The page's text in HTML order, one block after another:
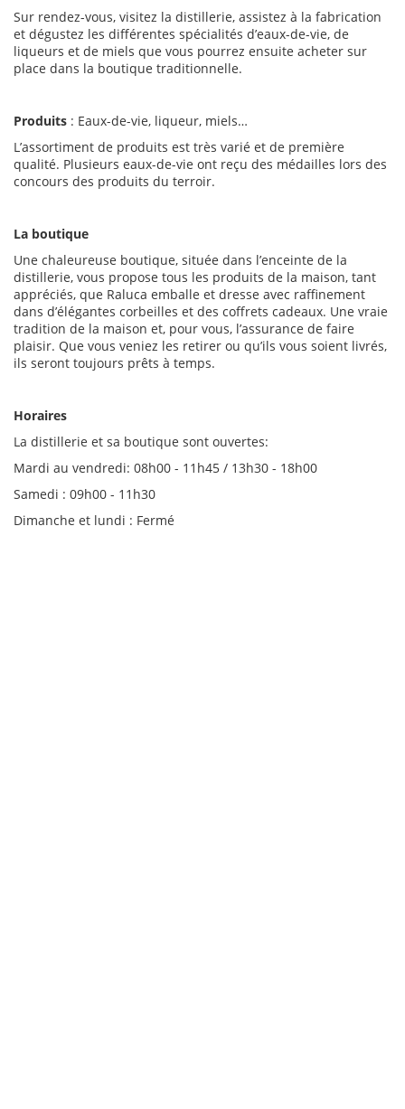
Sur rendez-vous, visitez la distillerie, assistez à la fabrication
et dégustez les différentes spécialités d’eaux-de-vie, de
liqueurs et de miels que vous pourrez ensuite acheter sur
place dans la boutique traditionnelle.
Produits : Eaux-de-vie, liqueur, miels…
L’assortiment de produits est très varié et de première
qualité. Plusieurs eaux-de-vie ont reçu des médailles lors des
concours des produits du terroir.
La boutique
Une chaleureuse boutique, située dans l’enceinte de la
distillerie, vous propose tous les produits de la maison, tant
appréciés, que Raluca emballe et dresse avec raffinement
dans d’élégantes corbeilles et des coffrets cadeaux. Une vraie
tradition de la maison et, pour vous, l’assurance de faire
plaisir. Que vous veniez les retirer ou qu’ils vous soient livrés,
ils seront toujours prêts à temps.
Horaires
La distillerie et sa boutique sont ouvertes:
Mardi au vendredi: 08h00 - 11h45 / 13h30 - 18h00
Samedi : 09h00 - 11h30
Dimanche et lundi : Fermé